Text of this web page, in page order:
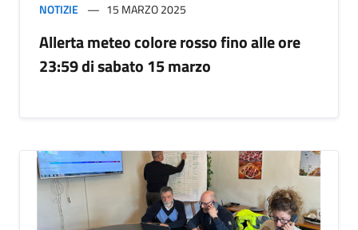
NOTIZIE 15 MARZO 2025
Allerta meteo colore rosso fino alle ore
23:59 di sabato 15 marzo